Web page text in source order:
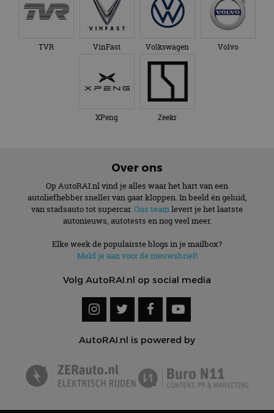
TVR VinFast Volkswagen Volvo
XPeng Zeekr
Over ons
Op AutoRAI.nl vind je alles waar het hart van een
autoliefhebber sneller van gaat kloppen. In beeld én geluid,
van stadsauto tot supercar. Ons teamlevert je het laatste
autonieuws, autotests en nog veel meer.
Elke week de populairste blogs in je mailbox?
Meld je aan voor de nieuwsbrief!
Volg AutoRAI.nl op social media
AutoRAI.nl is powered by